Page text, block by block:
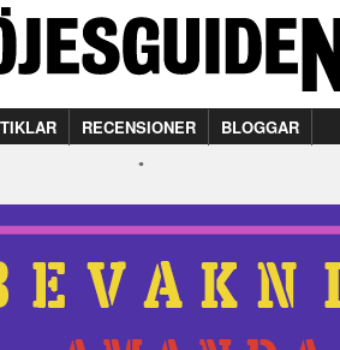
RECENSIONER BLOGGAR